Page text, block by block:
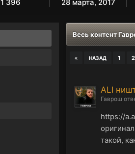
1 396 28 марта, 2017
Весь контент
НАЗАД 1 2
ALI
Гаврош
https://
такой,